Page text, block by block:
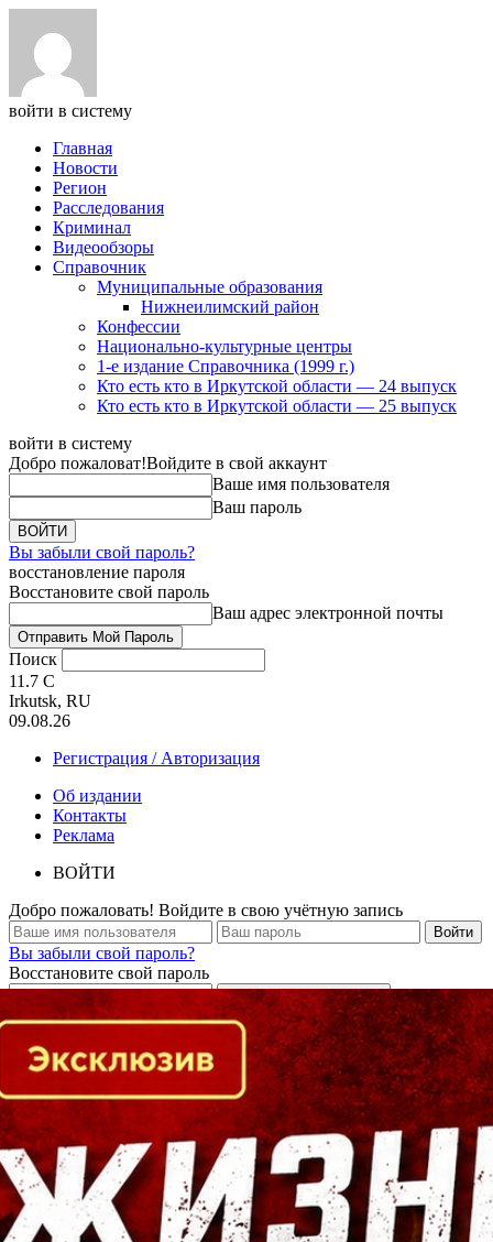
войти в систему
Главная
Новости
Регион
Расследования
Криминал
Видеообзоры
Справочник
Муниципальные образования
Нижнеилимский район
Конфессии
Национально-культурные центры
1-е издание Справочника (1999 г.)
Кто есть кто в Иркутской области — 24 выпуск
Кто есть кто в Иркутской области — 25 выпуск
войти в систему
Добро пожаловат!Войдите в свой аккаунт
Ваше имя пользователя
Ваш пароль
Вы забыли свой пароль?
восстановление пароля
Восстановите свой пароль
Ваш адрес электронной почты
Поиск
11.7 C
Irkutsk, RU
09.08.26
Регистрация / Авторизация
Об издании
Контакты
Реклама
ВОЙТИ
Добро пожаловать! Войдите в свою учётную запись
Вы забыли свой пароль?
Восстановите свой пароль
Кто есть кто в Байкальском регионе